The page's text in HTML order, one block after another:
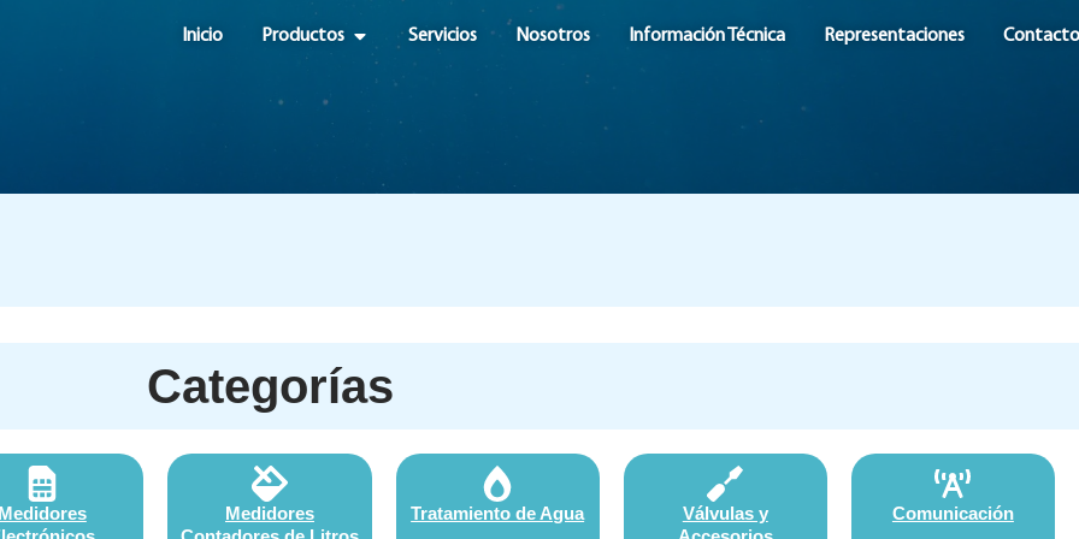
Inicio Productos OPEN PRODUCTOS
Servicios Nosotros Información Técnica Representaciones
Categorías
Medidores
Medidores
Tratamiento de Agua
Válvulas y
Comunicación